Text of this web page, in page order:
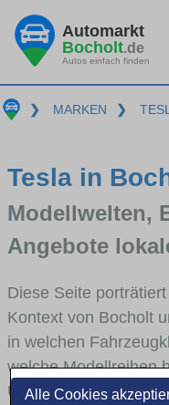
Alle Cookies
Automarkt
Bocholt.de
Autos einfach finden
❯ MARKEN ❯
Tesla in
Modellwelten,
Angebote
Diese Seite
Kontext von Bocholt
in welchen
welche Modellreihen
Umlandverkehr zu